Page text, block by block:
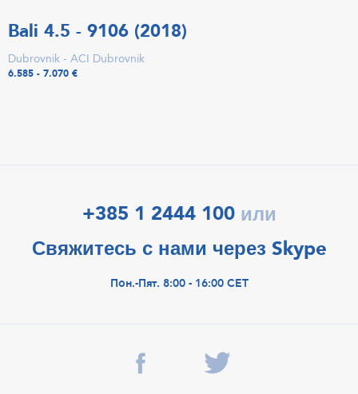
Bali 4.5 - 9106 (2018)
Dubrovnik - ACI Dubrovnik
6.585 - 7.070 €
+385 1 2444 100 или
Свяжитесь с нами через Skype
Пон.-Пят. 8:00 - 16:00 CET